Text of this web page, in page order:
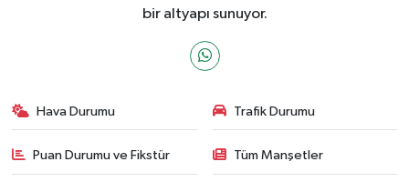
bir altyapı sunuyor.
Hava Durumu Trafik Durumu
Puan Durumu ve Fikstür Tüm Manşetler